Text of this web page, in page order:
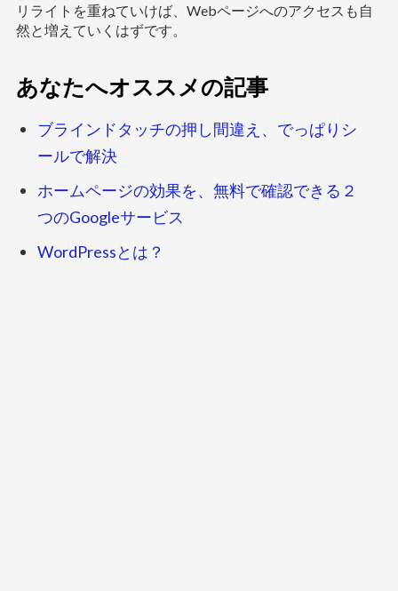
リライトを重ねていけば、Webページへのアクセスも自
然と増えていくはずです。
あなたへオススメの記事
ブラインドタッチの押し間違え、でっぱりシ
ールで解決
ホームページの効果を、無料で確認できる２
つのGoogleサービス
WordPressとは？